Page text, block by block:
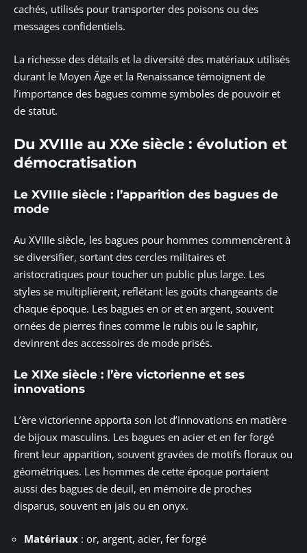
cachés, utilisés pour transporter des poisons ou des
messages confidentiels.
La richesse des détails et la diversité des matériaux utilisés
durant le Moyen Âge et la Renaissance témoignent de
l’importance des bagues comme symboles de pouvoir et
de statut.
Du XVIIIe au XXe siècle : évolution et
démocratisation
Le XVIIIe siècle : l’apparition des bagues de
mode
Au XVIIIe siècle, les bagues pour hommes commencèrent à
se diversifier, sortant des cercles militaires et
aristocratiques pour toucher un public plus large. Les
styles se multiplièrent, reflétant les goûts changeants de
chaque époque. Les bagues en or et en argent, souvent
ornées de pierres fines comme le rubis ou le saphir,
devinrent des accessoires de mode prisés.
Le XIXe siècle : l’ère victorienne et ses
innovations
L’ère victorienne apporta son lot d’innovations en matière
de bijoux masculins. Les bagues en acier et en fer forgé
firent leur apparition, souvent gravées de motifs floraux ou
géométriques. Les hommes de cette époque portaient
aussi des bagues de deuil, en mémoire de proches
disparus, souvent en jais ou en onyx.
Matériaux : or, argent, acier, fer forgé